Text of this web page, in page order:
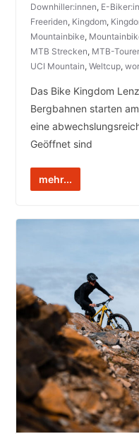
Downhiller:innen, E-
Freeriden, Kingdom,
Mountainbike,
MTB Strecken, MTB-
UCI Mountain, Weltcup,
Das Bike Kingdom
Bergbahnen starten
eine
Geöffnet sind
mehr...